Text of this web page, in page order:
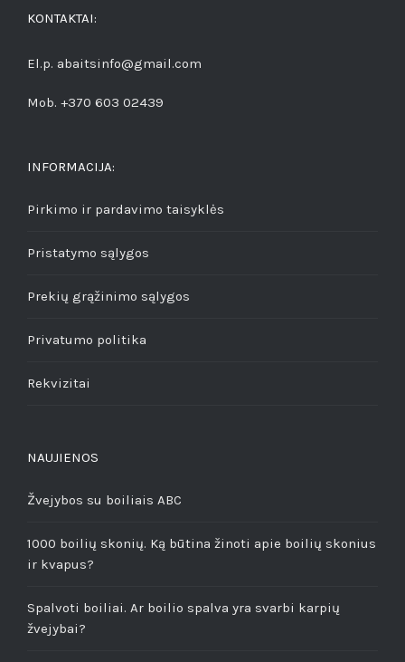
KONTAKTAI:
El.p. abaitsinfo@gmail.com
Mob. +370 603 02439
INFORMACIJA:
Pirkimo ir pardavimo taisyklės
Pristatymo sąlygos
Prekių grąžinimo sąlygos
Privatumo politika
Rekvizitai
NAUJIENOS
Žvejybos su boiliais ABC
1000 boilių skonių. Ką būtina žinoti apie boilių skonius
ir kvapus?
Spalvoti boiliai. Ar boilio spalva yra svarbi karpių
žvejybai?